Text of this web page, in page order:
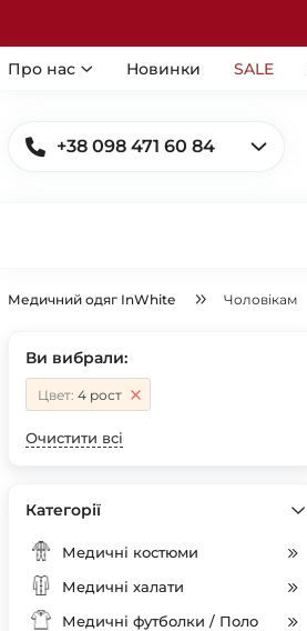
Про нас Новинки SALE
+38 098 471 60 84
Медичний одяг InWhite Чоловікам
Ви вибрали:
Цвет: 4 рост
Очистити всі
Категорії
Медичні костюми
Медичні халати
Медичні футболки / Поло